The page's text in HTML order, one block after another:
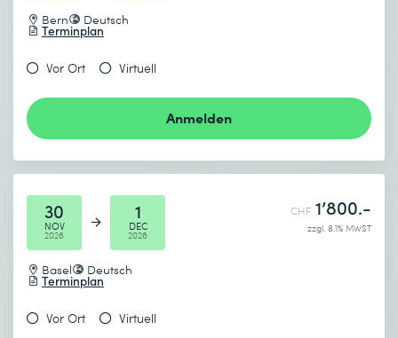
Bern Deutsch
Terminplan
Vor Ort Virtuell
Anmelden
30
NOV
2026
1
DEC
2026
Basel Deutsch
Terminplan
CHF 1’800.-
zzgl. 8.1% MWST
Vor Ort Virtuell